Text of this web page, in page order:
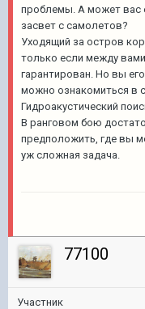
проблемы. А может вас
засвет с самолетов?
Уходящий за остров
только если между
гарантирован. Но вы
можно ознакомиться в
Гидроакустический
В ранговом бою
предположить, где вы
уж сложная задача.
77100
Участник